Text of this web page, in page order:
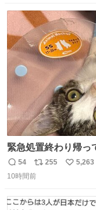
ト
数
数
緊急処置終わり帰っ
も出ているのかもと
との事 内臓エコーも
て弟にぐるぐる言
返
信
54
リ
ポ
ト
255
い
数
5,263
10時間前